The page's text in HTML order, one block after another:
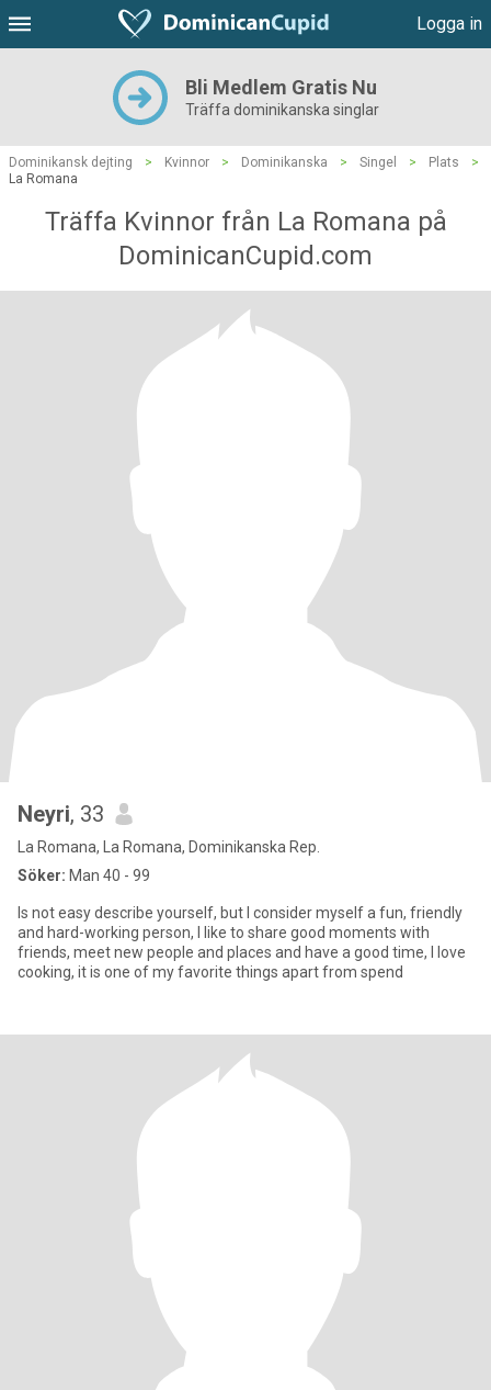
Logga in
Bli Medlem Gratis Nu
Träffa dominikanska singlar
Dominikansk dejting > Kvinnor > Dominikanska > Singel > Plats
>
La Romana
Träffa Kvinnor från La Romana på
DominicanCupid.com
Neyri, 33
La Romana, La Romana, Dominikanska Rep.
Söker: Man 40 - 99
Is not easy describe yourself, but I consider myself a fun, friendly
and hard-working person, I like to share good moments with
friends, meet new people and places and have a good time, I love
cooking, it is one of my favorite things apart from spend